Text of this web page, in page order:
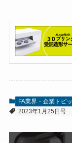
FA業界・企業トピ
2023年1月25日号